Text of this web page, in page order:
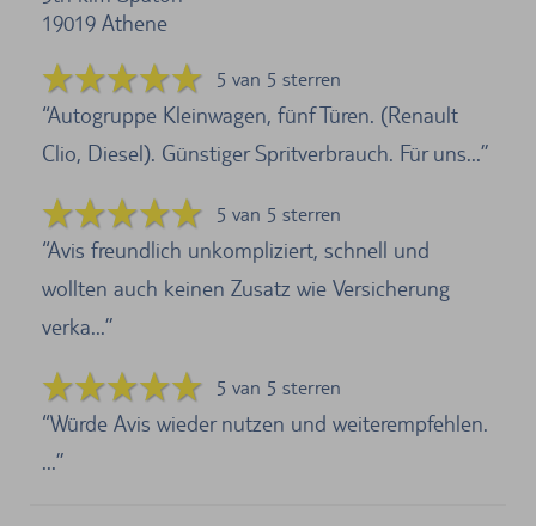
19019 Athene
5 van 5 sterren
Autogruppe Kleinwagen, fünf Türen. (Renault
Clio, Diesel). Günstiger Spritverbrauch. Für uns...
5 van 5 sterren
Avis freundlich unkompliziert, schnell und
wollten auch keinen Zusatz wie Versicherung
verka...
5 van 5 sterren
Würde Avis wieder nutzen und weiterempfehlen.
...